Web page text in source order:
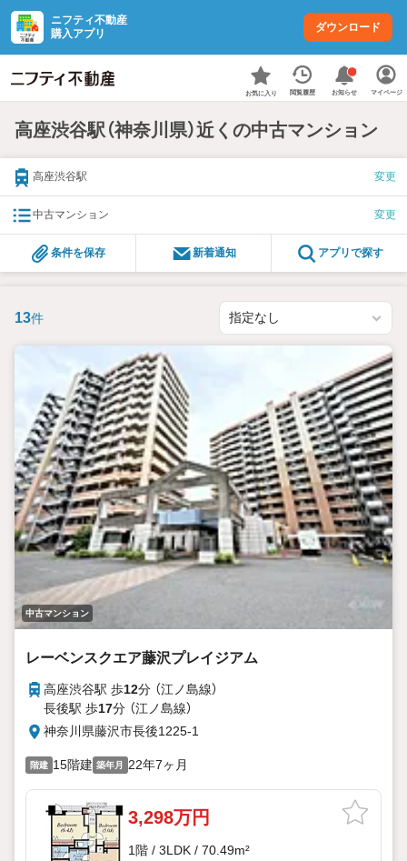
ニフティ不動産
購入アプリ
ダウンロード
お気に入り 閲覧履歴 お知らせ マイページ
高座渋谷駅（神奈川県）近くの中古マンション
高座渋谷駅 変更
中古マンション 変更
条件を保存 新着通知 アプリで探す
13件
中古マンション
レーベンスクエア藤沢プレイジアム
高座渋谷駅 歩12分 （江ノ島線）
長後駅 歩17分 （江ノ島線）
神奈川県藤沢市長後1225-1
階建 15階建 築年月 22年7ヶ月
3,298万円
1階 / 3LDK / 70.49m²